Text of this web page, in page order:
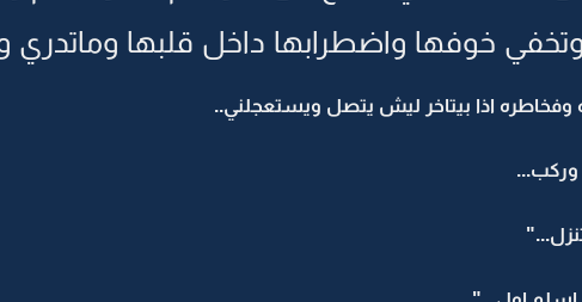
خوفها واضطرابها داخل قلبها وماتدري
وفخاطره اذا بيتاخر ليش يتصل ويستعجلني..
وركب...